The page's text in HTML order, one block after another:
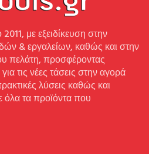
με εξειδίκευση στην
& εργαλείων, καθώς και στην
πελάτη, προσφέροντας
τις νέες τάσεις στην αγορά
λύσεις καθώς και
όλα τα προϊόντα που